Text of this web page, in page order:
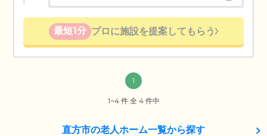
最短1分 プロに施設を提案してもらう
1
1~4 件 全 4 件中
直方市の老人ホーム一覧から探す